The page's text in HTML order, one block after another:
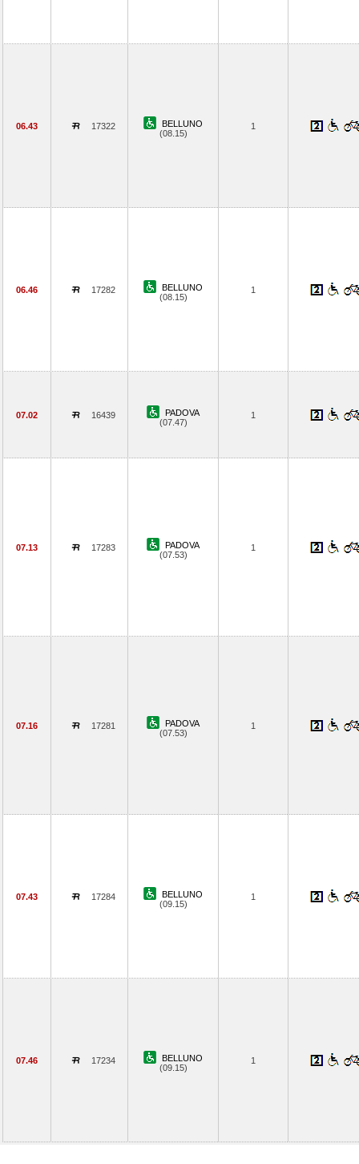
06.43 17322
BELLUNO
(08.15)
1
06.46 17282
BELLUNO
(08.15)
1
07.02 16439
PADOVA
(07.47)
1
07.13 17283
PADOVA
(07.53)
1
07.16 17281
PADOVA
(07.53)
1
07.43 17284
BELLUNO
(09.15)
1
07.46 17234
BELLUNO
(09.15)
1